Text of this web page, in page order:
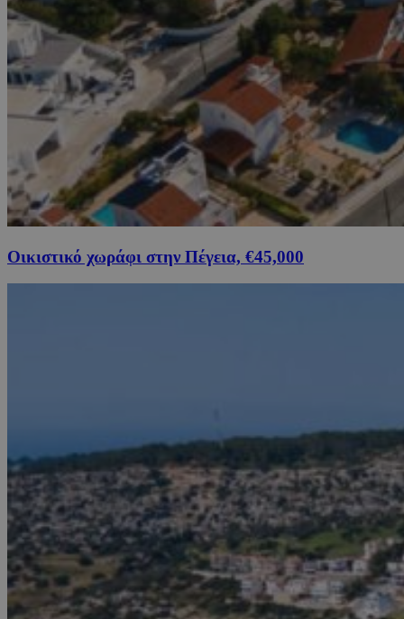
Οικιστικό χωράφι στην Πέγεια, €45,000